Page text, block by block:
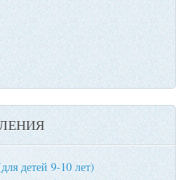
детей 9-10 лет)